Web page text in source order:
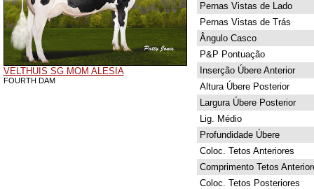
VELTHUIS SG MOM ALESIA
FOURTH DAM
Pernas Vistas de Lado
Pernas Vistas de Trás
Ângulo Casco
P&P Pontuação
Inserção Úbere Anterior
Altura Úbere Posterior
Largura Úbere Posterior
Lig. Médio
Profundidade Úbere
Coloc. Tetos Anteriores
Comprimento Tetos
Coloc. Tetos Posteriores